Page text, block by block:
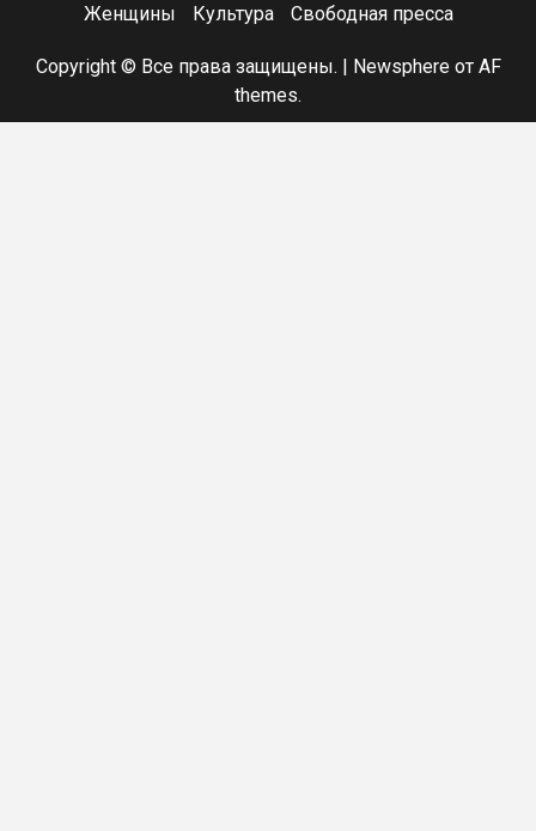
Женщины Культура Свободная пресса
Copyright © Все права защищены. | Newsphereот AF
themes.